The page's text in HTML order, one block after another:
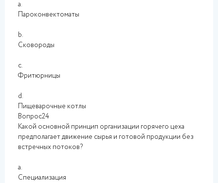
a.
Пароконвектоматы
b.
Сковороды
c.
Фритюрницы
d.
Пищеварочные котлы
Вопрос24
Какой основной принцип организации горячего цеха
предполагает движение сырья и готовой продукции без
встречных потоков?
a.
Специализация